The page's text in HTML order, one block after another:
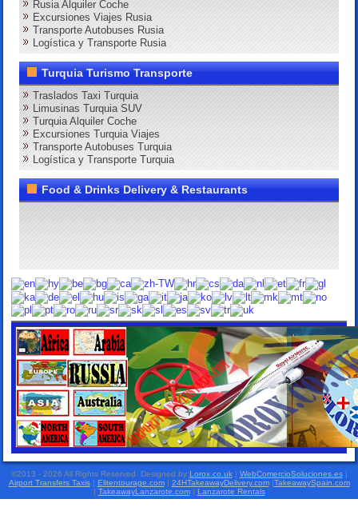
Rusia Alquiler Coche
Excursiones Viajes Rusia
Transporte Autobuses Rusia
Logística y Transporte Rusia
Turquia Turismo Transporte
Traslados Taxi Turquia
Limusinas Turquia SUV
Turquia Alquiler Coche
Excursiones Turquia Viajes
Transporte Autobuses Turquia
Logística y Transporte Turquia
Food & Drinks Delivery & Restaurants
©2013 - 2026 All Rights Reserved. Designed by:Lorox.co.uk| WebComercioSoluciones.es|
Airport Transfers Taxis| Elitentourage.com| 24HTakeawayDelivery.com|TakeawaySpain.com
| TakeawayLanzarote.com| Lanzarote Rentals